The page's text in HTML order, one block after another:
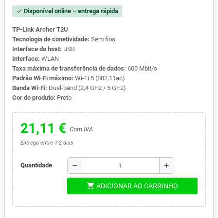
check Disponível online – entrega rápida
TP-Link Archer T2U
Tecnologia de conetividade: Sem fios
Interface do host: USB
Interface: WLAN
Taxa máxima de transferência de dados: 600 Mbit/s
Padrão Wi-Fi máximo: Wi-Fi 5 (802.11ac)
Banda Wi-Fi: Dual-band (2,4 GHz / 5 GHz)
Cor do produto: Preto
21,11 € Com IVA
Entrega entre 1-2 dias
Quantidade remove add
shopping_cart ADICIONAR AO CARRINHO